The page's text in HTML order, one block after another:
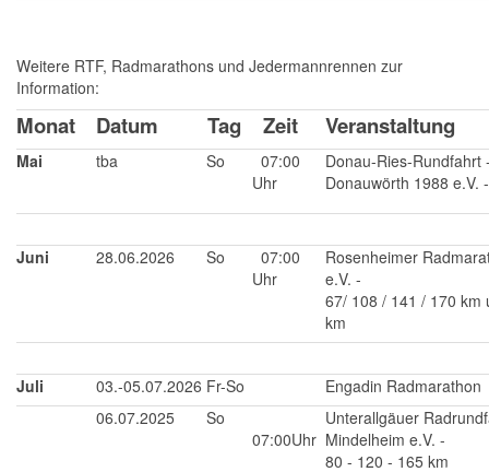
Weitere RTF, Radmarathons und Jedermannrennen zur
Information:
Monat Datum Tag Zeit Veranstaltung
Mai tba So
07:00
Uhr
Donau-Ries-Rundfahrt
Donauwörth 1988
Juni 28.06.2026 So
07:00
Uhr
Rosenheimer
e.V. -
67/ 108 / 141 / 170
km
Juli 03.-05.07.2026 Fr-So
Engadin Radmarathon
06.07.2025
So
07:00Uhr
Unterallgäuer
Mindelheim e.V. -
80 - 120 - 165 km